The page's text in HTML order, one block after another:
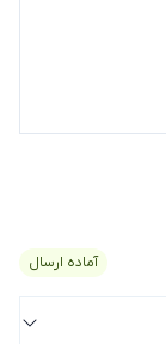
آماده ارسال